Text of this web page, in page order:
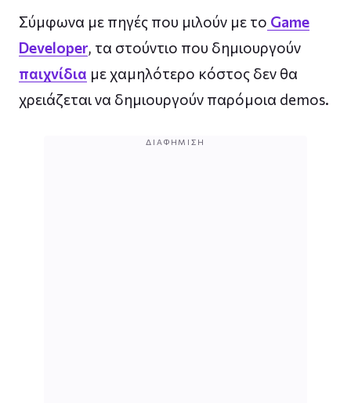
Σύμφωνα με πηγές που μιλούν με το Game
Developer, τα στούντιο που δημιουργούν
παιχνίδια με χαμηλότερο κόστος δεν θα
χρειάζεται να δημιουργούν παρόμοια demos.
ΔΙΑΦΉΜΙΣΗ